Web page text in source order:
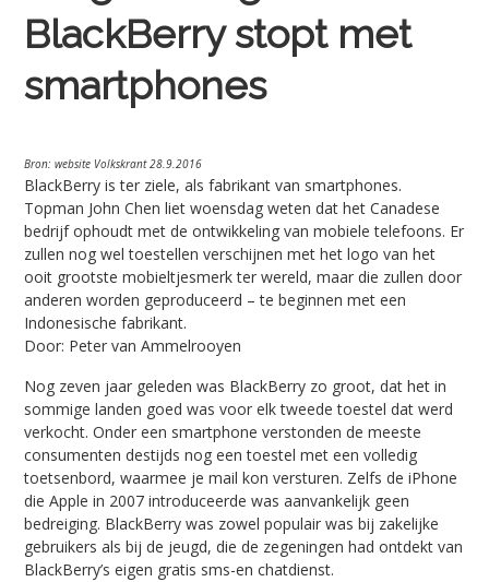
BlackBerry stopt met
smartphones
Bron: website Volkskrant 28.9.2016
BlackBerry is ter ziele, als fabrikant van smartphones.
Topman John Chen liet woensdag weten dat het Canadese
bedrijf ophoudt met de ontwikkeling van mobiele telefoons. Er
zullen nog wel toestellen verschijnen met het logo van het
ooit grootste mobieltjesmerk ter wereld, maar die zullen door
anderen worden geproduceerd – te beginnen met een
Indonesische fabrikant.
Door: Peter van Ammelrooyen
Nog zeven jaar geleden was BlackBerry zo groot, dat het in
sommige landen goed was voor elk tweede toestel dat werd
verkocht. Onder een smartphone verstonden de meeste
consumenten destijds nog een toestel met een volledig
toetsenbord, waarmee je mail kon versturen. Zelfs de iPhone
die Apple in 2007 introduceerde was aanvankelijk geen
bedreiging. BlackBerry was zowel populair was bij zakelijke
gebruikers als bij de jeugd, die de zegeningen had ontdekt van
BlackBerry’s eigen gratis sms-en chatdienst.